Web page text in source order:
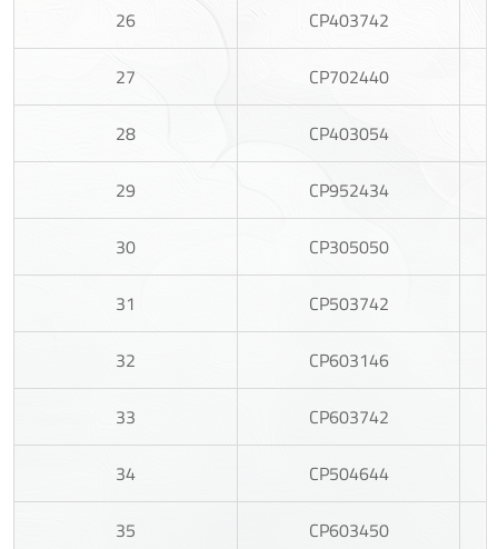
26 CP403742
27 CP702440
28 CP403054
29 CP952434
30 CP305050
31 CP503742
32 CP603146
33 CP603742
34 CP504644
35 CP603450